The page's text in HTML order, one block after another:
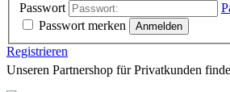
Passwort
Passwort merken
Anmelden
Registrieren
Unseren Partnershop für Privatkunden